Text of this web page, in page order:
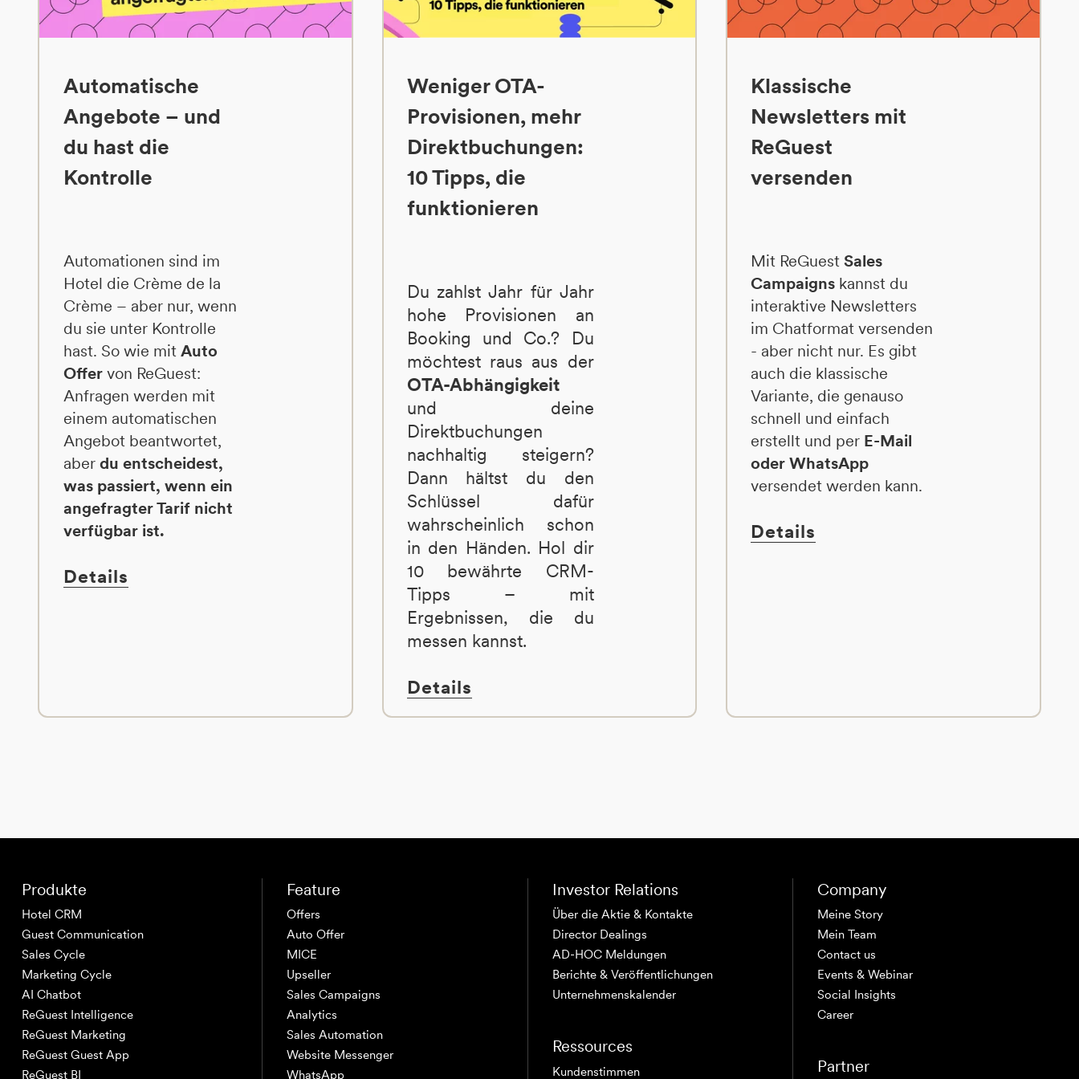
Automatische
Angebote – und
du hast die
Kontrolle
Automationen sind im
Hotel die Crème de la
Crème – aber nur, wenn
du sie unter Kontrolle
hast. So wie mit Auto
Offervon ReGuest:
Anfragen werden mit
einem automatischen
Angebot beantwortet,
aber du entscheidest,
was passiert, wenn ein
angefragter Tarif nicht
verfügbar ist.
Details
Weniger OTA-
Provisionen, mehr
Direktbuchungen:
10 Tipps, die
funktionieren
Du zahlst Jahr für Jahr
hohe Provisionen an
Booking und Co.? Du
möchtest raus aus der
OTA-Abhängigkeit
und deine
Direktbuchungen
nachhaltig steigern?
Dann hältst du den
Schlüssel dafür
wahrscheinlich schon
in den Händen. Hol dir
10 bewährte CRM-
Tipps – mit
Ergebnissen, die du
messen kannst.
Details
Klassische
Newsletters mit
ReGuest
versenden
Mit ReGuest Sales
Campaignskannst du
interaktive Newsletters
im Chatformat versenden
- aber nicht nur. Es gibt
auch die klassische
Variante, die genauso
schnell und einfach
erstellt und per E-Mail
oder WhatsApp
versendet werden kann.
Details
Produkte
Hotel CRM
Guest Communication
Sales Cycle
Marketing Cycle
AI Chatbot
ReGuest Intelligence
ReGuest Marketing
ReGuest Guest App
ReGuest BI
Feature
Offers
Auto Offer
MICE
Upseller
Sales Campaigns
Analytics
Sales Automation
Website Messenger
WhatsApp
Investor Relations
Über die Aktie & Kontakte
Director Dealings
AD-HOC Meldungen
Berichte & Veröffentlichungen
Unternehmenskalender
Ressources
Kundenstimmen
Company
Meine Story
Mein Team
Contact us
Events & Webinar
Social Insights
Career
Partner